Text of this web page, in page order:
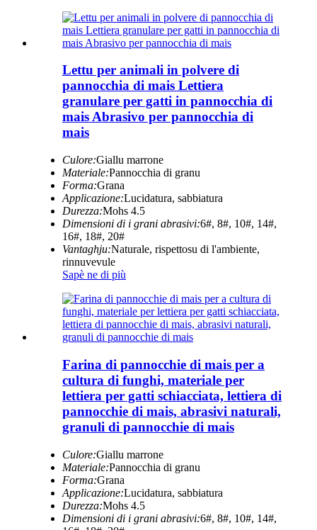
Lettu per animali in polvere di
pannocchia di mais Lettiera
granulare per gatti in pannocchia di
mais Abrasivo per pannocchia di
mais
Culore:Giallu marrone
Materiale:Pannocchia di granu
Forma:Grana
Applicazione:Lucidatura, sabbiatura
Durezza:Mohs 4.5
Dimensioni di i grani abrasivi:6#, 8#, 10#, 14#,
16#, 18#, 20#
Vantaghju:Naturale, rispettosu di l'ambiente,
rinnuvevule
Sapè ne di più
Farina di pannocchie di mais per a
cultura di funghi, materiale per
lettiera per gatti schiacciata, lettiera di
pannocchie di mais, abrasivi naturali,
granuli di pannocchie di mais
Culore:Giallu marrone
Materiale:Pannocchia di granu
Forma:Grana
Applicazione:Lucidatura, sabbiatura
Durezza:Mohs 4.5
Dimensioni di i grani abrasivi:6#, 8#, 10#, 14#,